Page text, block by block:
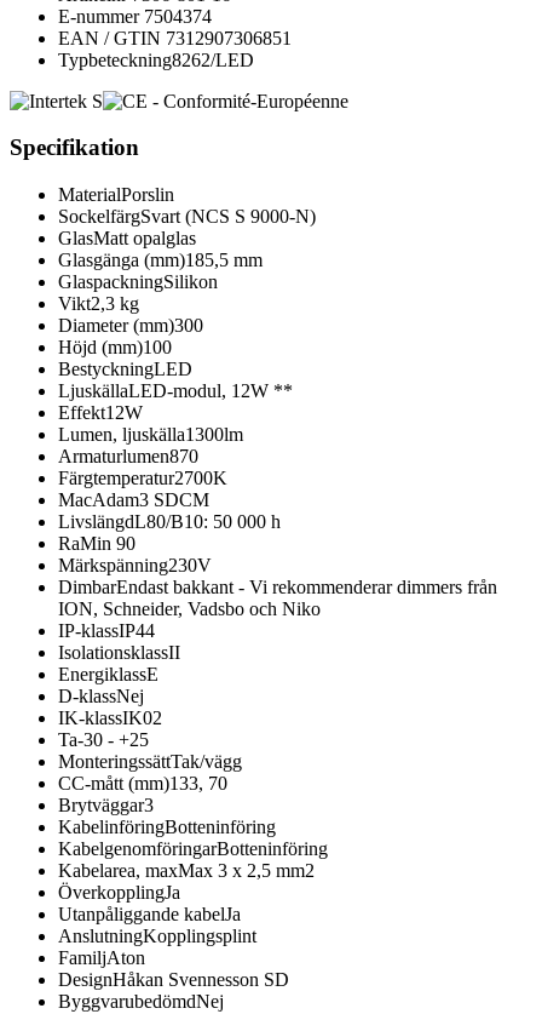
E-nummer7504374
EAN / GTIN 7312907306851
Typbeteckning8262/LED
Specifikation
MaterialPorslin
SockelfärgSvart (NCS S 9000-N)
GlasMatt opalglas
Glasgänga (mm)185,5 mm
GlaspackningSilikon
Vikt2,3 kg
Diameter (mm)300
Höjd (mm)100
BestyckningLED
LjuskällaLED-modul, 12W **
Effekt12W
Lumen, ljuskälla1300lm
Armaturlumen870
Färgtemperatur2700K
MacAdam3 SDCM
LivslängdL80/B10: 50 000 h
RaMin 90
Märkspänning230V
DimbarEndast bakkant - Vi rekommenderar dimmers från
ION, Schneider, Vadsbo och Niko
IP-klassIP44
IsolationsklassII
EnergiklassE
D-klassNej
IK-klassIK02
Ta-30 - +25
MonteringssättTak/vägg
CC-mått (mm)133, 70
Brytväggar3
KabelinföringBotteninföring
KabelgenomföringarBotteninföring
Kabelarea, maxMax 3 x 2,5 mm2
ÖverkopplingJa
Utanpåliggande kabelJa
AnslutningKopplingsplint
FamiljAton
DesignHåkan Svennesson SD
ByggvarubedömdNej